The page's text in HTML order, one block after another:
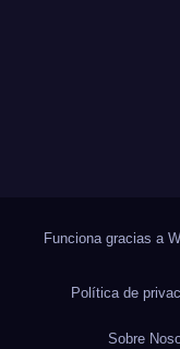
Funciona gracias a
Política de
Sobre